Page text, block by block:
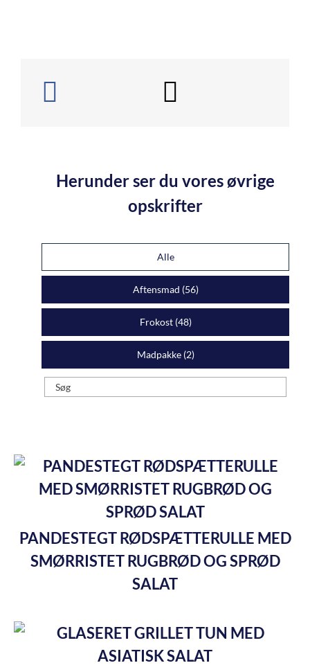
Herunder ser du vores øvrige
opskrifter
Alle
Aftensmad (56)
Frokost (48)
Madpakke (2)
PANDESTEGT RØDSPÆTTERULLE MED
SMØRRISTET RUGBRØD OG SPRØD
SALAT